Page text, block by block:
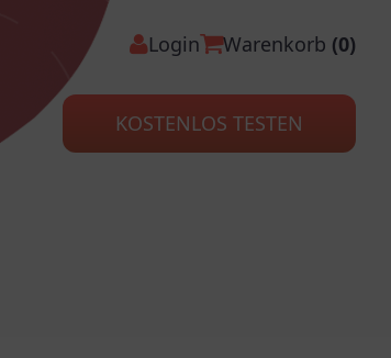
Login Warenkorb (0)
KOSTENLOS TESTEN